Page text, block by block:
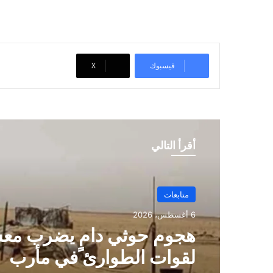
فيسبوك ‫X
أقرأ التالي
متابعات
6 أغسطس، 2026
هجوم حوثي دامٍ يضرب
لقوات الطوارئ في مأرب